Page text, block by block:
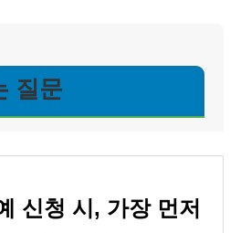
질문
신청 시, 가장 먼저